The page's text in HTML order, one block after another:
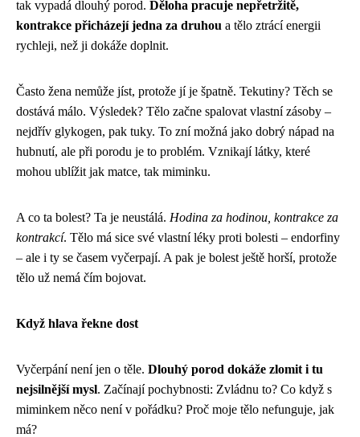
tak vypadá dlouhý porod. Děloha pracuje nepřetržitě,
kontrakce přicházejí jedna za druhou a tělo ztrácí energii
rychleji, než ji dokáže doplnit.
Často žena nemůže jíst, protože jí je špatně. Tekutiny? Těch se
dostává málo. Výsledek? Tělo začne spalovat vlastní zásoby –
nejdřív glykogen, pak tuky. To zní možná jako dobrý nápad na
hubnutí, ale při porodu je to problém. Vznikají látky, které
mohou ublížit jak matce, tak miminku.
A co ta bolest? Ta je neustálá. Hodina za hodinou, kontrakce za
kontrakcí. Tělo má sice své vlastní léky proti bolesti – endorfiny
– ale i ty se časem vyčerpají. A pak je bolest ještě horší, protože
tělo už nemá čím bojovat.
Když hlava řekne dost
Vyčerpání není jen o těle. Dlouhý porod dokáže zlomit i tu
nejsilnější mysl. Začínají pochybnosti: Zvládnu to? Co když s
miminkem něco není v pořádku? Proč moje tělo nefunguje, jak
má?